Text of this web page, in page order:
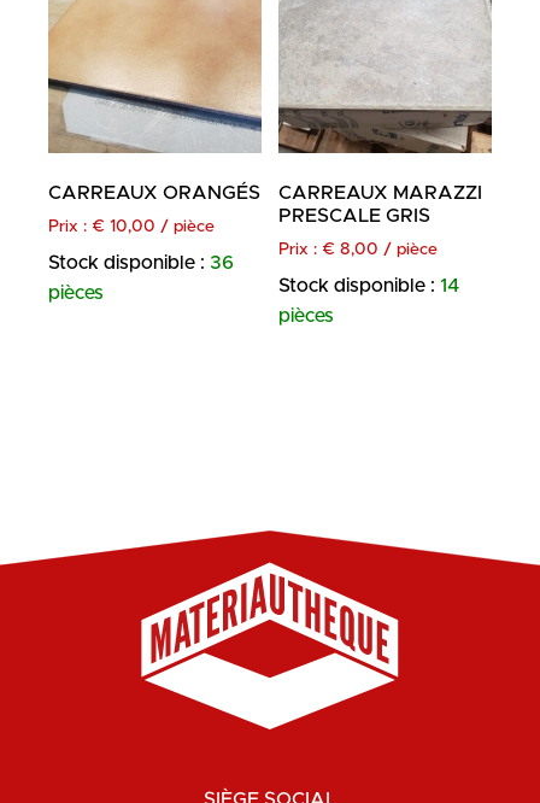
CARREAUX ORANGÉS
Prix : € 10,00 / pièce
Stock disponible : 36
pièces
CARREAUX MARAZZI
PRESCALE GRIS
Prix : € 8,00 / pièce
Stock disponible : 14
pièces